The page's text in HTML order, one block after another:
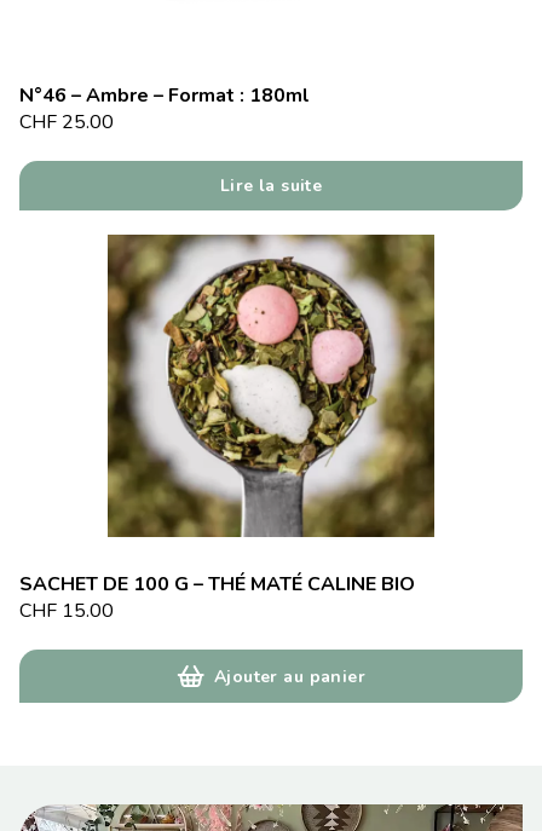
N°46 – Ambre – Format : 180ml
CHF 25.00
Lire la suite
SACHET DE 100 G – THÉ MATÉ CALINE BIO
CHF 15.00
Ajouter au panier